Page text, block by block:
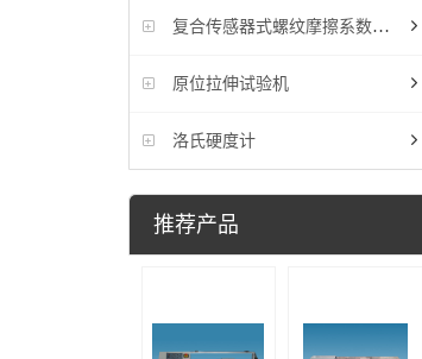
复合传感器式螺纹摩擦系数试验机
原位拉伸试验机
洛氏硬度计
推荐产品